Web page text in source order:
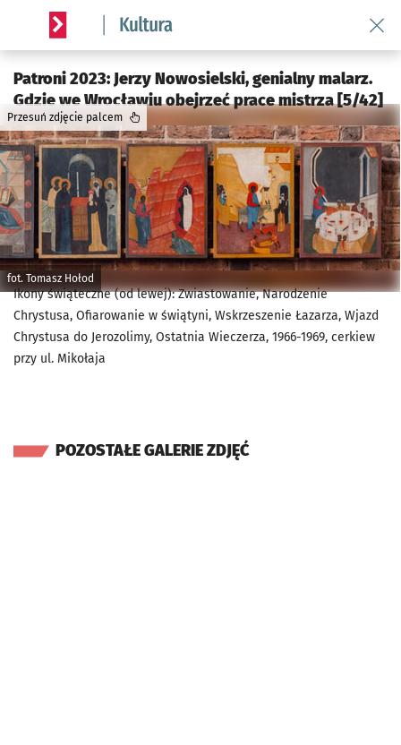
Serwis informacyjny wroclaw.pl podserwis: Kultura
Patroni 2023: Jerzy Nowosielski, genialny malarz.
Gdzie we Wrocławiu obejrzeć prace mistrza [5/42]
fot. Tomasz Hołod
Przesuń zdjęcie palcem
Ikony świąteczne (od lewej): Zwiastowanie, Narodzenie
Chrystusa, Ofiarowanie w świątyni, Wskrzeszenie Łazarza, Wjazd
Chrystusa do Jerozolimy, Ostatnia Wieczerza, 1966-1969, cerkiew
przy ul. Mikołaja
POZOSTAŁE GALERIE ZDJĘĆ